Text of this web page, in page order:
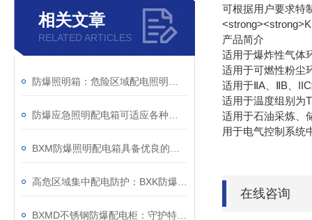
相关文章
RELATED ARTICLES
可根据用户要求特
产品简介
适用于爆炸性气体
适用于可燃性粉尘
适用于ⅡA、ⅡB、
适用于温度组别
适用于石油采炼、
用于电气控制系统
在线咨询